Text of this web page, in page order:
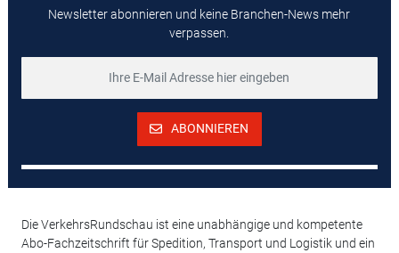
Newsletter abonnieren und keine Branchen-News mehr
verpassen.
ABONNIEREN
Die VerkehrsRundschau ist eine unabhängige und kompetente
Abo-Fachzeitschrift für Spedition, Transport und Logistik und ein